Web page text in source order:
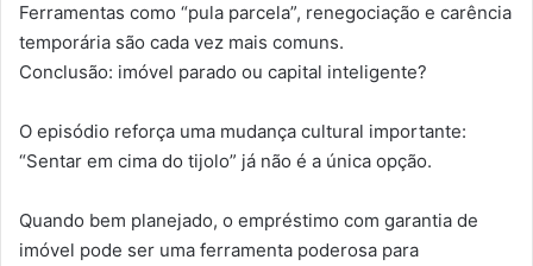
Ferramentas como “pula parcela”, renegociação e carência
temporária são cada vez mais comuns.
Conclusão: imóvel parado ou capital inteligente?
O episódio reforça uma mudança cultural importante:
“Sentar em cima do tijolo” já não é a única opção.
Quando bem planejado, o empréstimo com garantia de
imóvel pode ser uma ferramenta poderosa para